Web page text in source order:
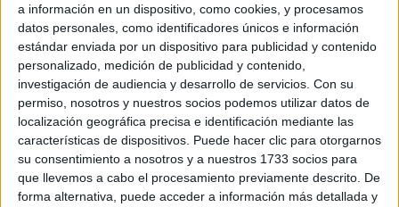
a información en un dispositivo, como cookies, y procesamos
datos personales, como identificadores únicos e información
estándar enviada por un dispositivo para publicidad y contenido
personalizado, medición de publicidad y contenido,
investigación de audiencia y desarrollo de servicios. Con su
permiso, nosotros y nuestros socios podemos utilizar datos de
localización geográfica precisa e identificación mediante las
características de dispositivos. Puede hacer clic para otorgarnos
su consentimiento a nosotros y a nuestros 1733 socios para
que llevemos a cabo el procesamiento previamente descrito. De
forma alternativa, puede acceder a información más detallada y
Hay que recordar que entre el 10 y el 30 de agosto los
operarios de la sociedad municipalObimacese
encargaron de llevar a cabo una serie de labores de
adecentamiento del terreno.
Igualmente estuvieron realizando trabajos de pintado para
luego proceder a la instalación de las pistas deportivas
con todos sus elementos, así como el parque de juegos
infantiles, para que las familias caballas pudiera disfrutar